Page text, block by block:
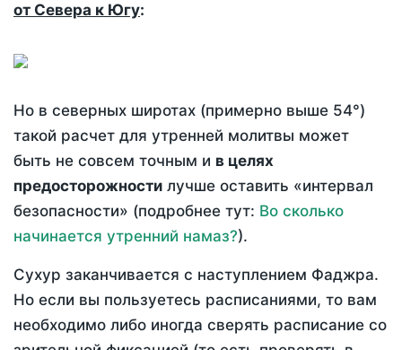
от Севера к Югу:
Но в северных широтах (примерно выше 54°)
такой расчет для утренней молитвы может
быть не совсем точным и в целях
предосторожности лучше оставить «интервал
безопасности» (подробнее тут: Во сколько
начинается утренний намаз?).
Сухур заканчивается с наступлением Фаджра.
Но если вы пользуетесь расписаниями, то вам
необходимо либо иногда сверять расписание со